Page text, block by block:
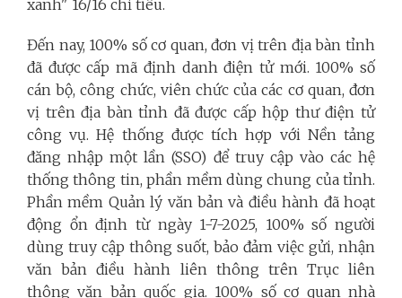
xanh" 16/16 chỉ tiêu.
Đến nay, 100% số cơ quan, đơn vị trên địa bàn tỉnh
đã được cấp mã định danh điện tử mới. 100% số
cán bộ, công chức, viên chức của các cơ quan, đơn
vị trên địa bàn tỉnh đã được cấp hộp thư điện tử
công vụ. Hệ thống được tích hợp với Nền tảng
đăng nhập một lần (SSO) để truy cập vào các hệ
thống thông tin, phần mềm dùng chung của tỉnh.
Phần mềm Quản lý văn bản và điều hành đã hoạt
động ổn định từ ngày 1-7-2025, 100% số người
dùng truy cập thông suốt, bảo đảm việc gửi, nhận
văn bản điều hành liên thông trên Trục liên
thông văn bản quốc gia. 100% số cơ quan nhà